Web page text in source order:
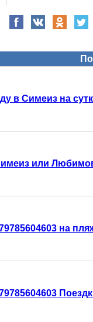
в Симеиз на
или
на